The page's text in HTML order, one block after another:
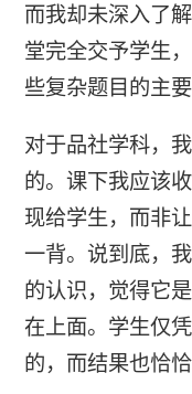
而我却未深入了
堂完全交予学生
些复杂题目的主要
对于品社学科，
的。课下我应该
现给学生，而非
一背。说到底，
的认识，觉得它
在上面。学生仅
的，而结果也恰